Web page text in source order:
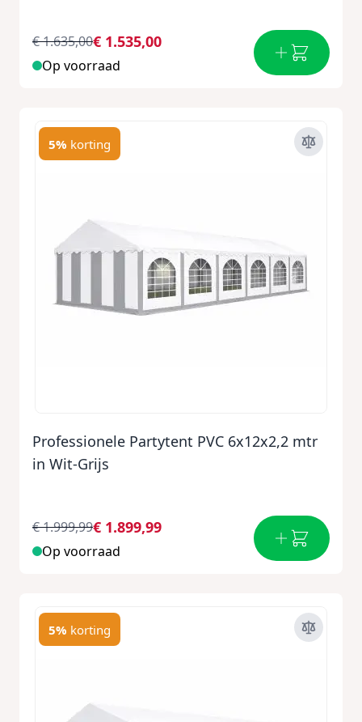
€ 1.535,00
€ 1.635,00
Op voorraad
5% korting
Professionele Partytent PVC 6x12x2,2 mtr
in Wit-Grijs
€ 1.899,99
€ 1.999,99
Op voorraad
5% korting